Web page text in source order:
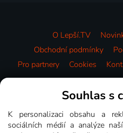
O Lepší.TV
Obchodní podmínky
Pro partnery
Cookies
Souhlas s
K personalizaci obsahu a
sociálních médií a analýze